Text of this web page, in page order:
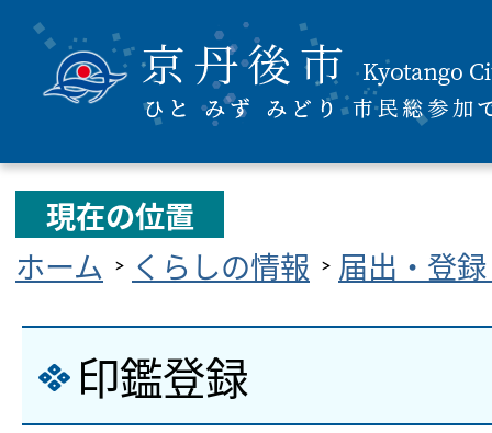
現在の位置
ホーム
くらしの情報 届出・登
印鑑登録